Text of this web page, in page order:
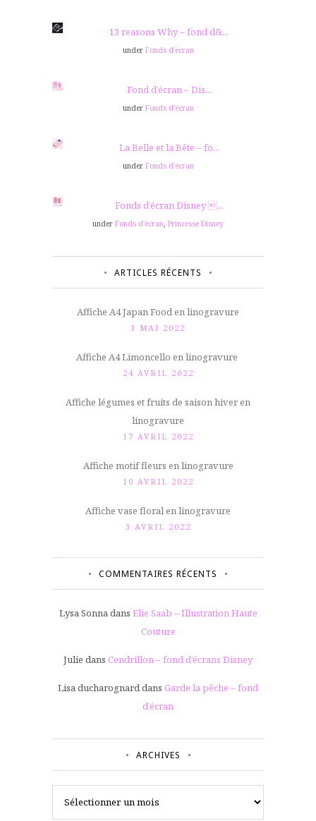
13 reasons Why – fond d&...
under Fonds d'écran
Fond d’écran – Dis...
under Fonds d'écran
La Belle et la Bête – fo...
under Fonds d'écran
Fonds d’écran Disney ...
under Fonds d'écran Princesse Disney
ARTICLES RÉCENTS
Affiche A4 Japan Food en linogravure
1 MAI 2022
Affiche A4 Limoncello en linogravure
24 AVRIL 2022
Affiche légumes et fruits de saison hiver en
linogravure
17 AVRIL 2022
Affiche motif fleurs en linogravure
10 AVRIL 2022
Affiche vase floral en linogravure
3 AVRIL 2022
COMMENTAIRES RÉCENTS
Lysa Sonnadans Elie Saab – Illustration Haute
Couture
Julie dans Cendrillon – fond d’écrans Disney
Lisa ducharognarddans Garde la pêche – fond
d’écran
ARCHIVES